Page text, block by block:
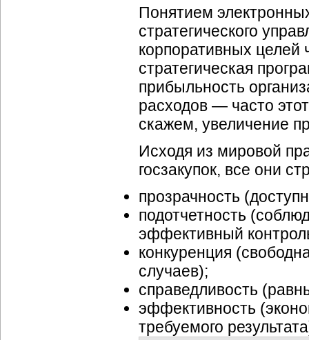
Понятием
стратегического
корпоративных целей
стратегическая
прибыльность
расходов — часто
скажем, увеличение
Исходя из мировой
госзакупок, все они
прозрачность
подотчетность
эффективный
конкуренция
случаев);
справедливость
эффективность
требуемого